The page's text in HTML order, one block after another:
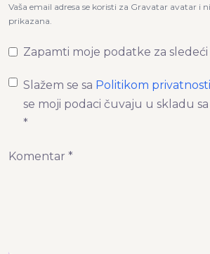
Vaša email adresa se koristi za Gravatar avatar i
prikazana.
Zapamti moje podatke za
Slažem se sa Politikom privatnosti
se moji podaci čuvaju u skladu
*
Komentar *